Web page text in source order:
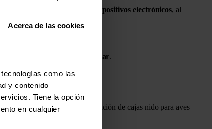
Acerca de las cookies
como las
y contenido
Tiene la opción
en cualquier
para cargar y utilizar sus dispositivos electrónicos, al
denominada Castaño Solar.
de la planta solar, la instalación de cajas nido para aves